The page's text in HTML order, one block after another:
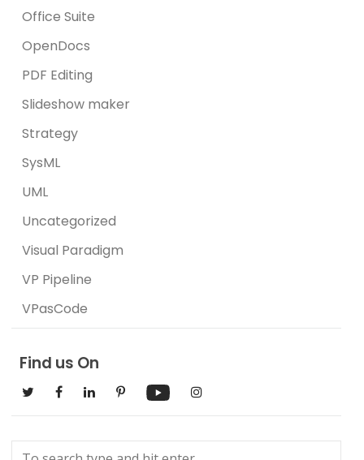
Office Suite
OpenDocs
PDF Editing
Slideshow maker
Strategy
SysML
UML
Uncategorized
Visual Paradigm
VP Pipeline
VPasCode
Find us On